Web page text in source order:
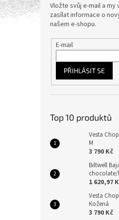
Vložte svůj e-mail a my
zasílat informace o
našem e-shopu.
E-mail
PŘIHLÁSIT SE
Top 10 produktů
Vesta
M
3 790 Kč
Biltwell
1 620,97
Vesta
Kožená
3 790 Kč